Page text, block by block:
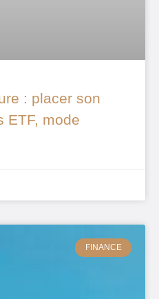
: placer son
ETF, mode
FINANCE